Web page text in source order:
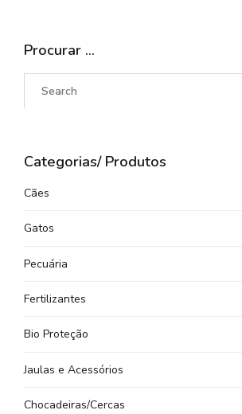
Procurar …
Categorias/ Produtos
Cães
Gatos
Pecuária
Fertilizantes
Bio Proteção
Jaulas e Acessórios
Chocadeiras/Cercas